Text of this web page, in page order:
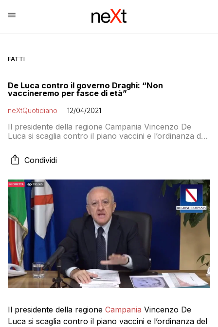
FATTI
De Luca contro il governo Draghi: “Non
vaccineremo per fasce di età”
neXtQuotidiano 12/04/2021
Il presidente della regione Campania Vincenzo De
Luca si scaglia contro il piano vaccini e l’ordinanza del
vaccini per fasce di età, prima terminando gli over 80
e poi a seguire i citaddini dai 79 ai 70 anni
Condividi
Il presidente della regione Campania Vincenzo De
Luca si scaglia contro il piano vaccini e l’ordinanza del